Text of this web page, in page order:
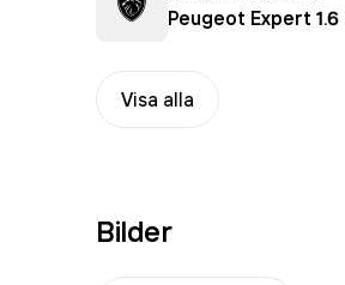
Peugeot Expert 1.6
Visa alla
Bilder